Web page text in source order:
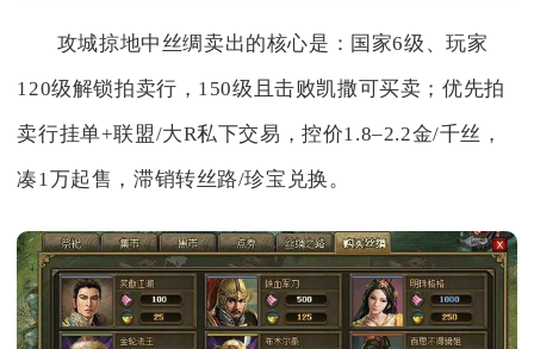
攻城掠地中丝绸卖出的核心是：国家6级、玩家
120级解锁拍卖行，150级且击败凯撒可买卖；优先拍
卖行挂单+联盟/大R私下交易，控价1.8–2.2金/千丝，
凑1万起售，滞销转丝路/珍宝兑换。